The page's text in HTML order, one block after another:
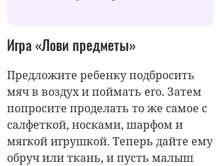
Игра «Лови предметы»
Предложите ребенку подбросить
мяч в воздух и поймать его. Затем
попросите проделать то же самое с
салфеткой, носками, шарфом и
мягкой игрушкой. Теперь дайте ему
обруч или ткань, и пусть малыш